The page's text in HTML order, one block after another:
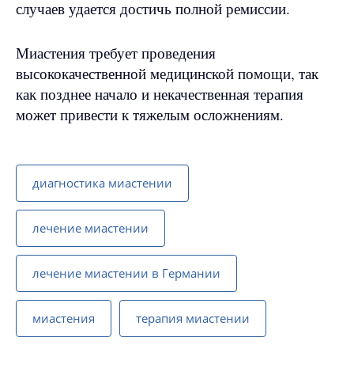
случаев удается достичь полной ремиссии.
Миастения требует проведения
высококачественной медицинской помощи, так
как позднее начало и некачественная терапия
может привести к тяжелым осложнениям.
диагностика миастении
лечение миастении
лечение миастении в Германии
миастения терапия миастении